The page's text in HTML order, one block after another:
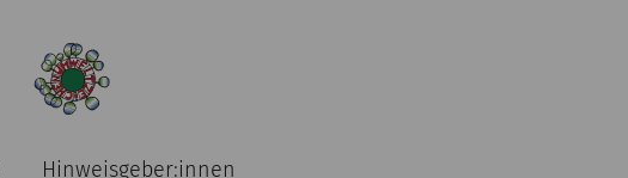
Hinweisgeber:innen